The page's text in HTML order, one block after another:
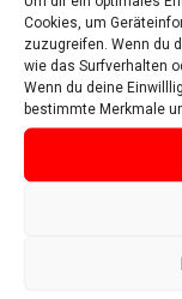
Cookies, um
zuzugreifen. Wenn du
wie das Surfverhalten
Wenn du deine
bestimmte Merkmale